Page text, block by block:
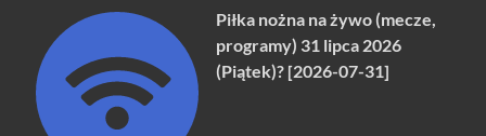
Piłka nożna na żywo (mecze,
programy) 31 lipca 2026
(Piątek)? [2026-07-31]